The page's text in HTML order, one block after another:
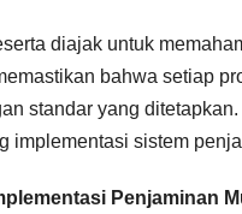
diajak untuk
bahwa setiap
standar yang
implementasi sistem
Penjaminan